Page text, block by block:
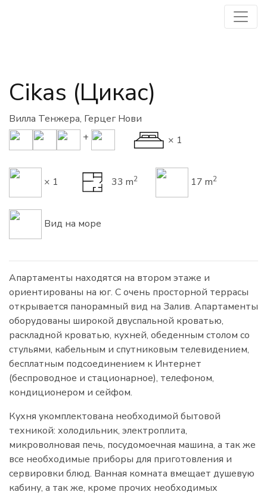
Cikas (Цикас)
Вилла Тенжера, Герцег Нови
+
× 1
× 1 33 m2 17 m2
Вид на море
Апартаменты находятся на втором этаже и
ориентированы на юг. С очень просторной террасы
открывается панорамный вид на Залив. Апартаменты
оборудованы широкой двуспальной кроватью,
раскладной кроватью, кухней, обеденным столом со
стульями, кабельным и спутниковым телевидением,
бесплатным подсоединением к Интернет
(беспроводное и стационарное), телефоном,
кондиционером и сейфом.
Кухня укомплектована необходимой бытовой
техникой: холодильник, электроплита,
микроволновая печь, посудомоечная машина, а так же
все необходимые приборы для приготовления и
сервировки блюд. Ванная комната вмещает душевую
кабину, а так же, кроме прочих необходимых